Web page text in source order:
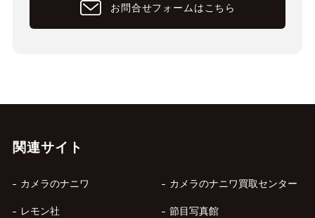
お問合せフォームはこちら
関連サイト
カメラのナニワ カメラのナニワ買取センター
レモン社 節目写真館